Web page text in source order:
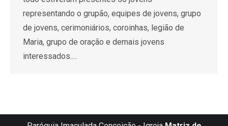
representando o grupão, equipes de jovens, grupo
de jovens, cerimoniários, coroinhas, legião de
Maria, grupo de oração e demais jovens
interessados.…